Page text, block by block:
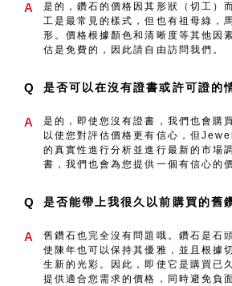
A
是的，鑽石的價格因其形狀（切工）
工是最常見的樣式，但也有祖母綠，
形。價格根據顏色和清晰度等其他因
估是免費的，因此請自由訪問我們。
Q 是否可以在沒有證書或許可證的
A
是的，即使您沒有證書，我們也會購
以使您對評估價格更有信心，但
的真實性進行分析並進行最新的市場
書，我們也會為您提供一個有信心的
Q 是否能帶上我很久以前購買的舊
A
舊鑽石也完全沒有問題哦。鑽石是石
使陳年也可以保持其優雅，並且根據
生新的光彩。因此，即使它是購買已
提供適合您需求的價格，同時避免負